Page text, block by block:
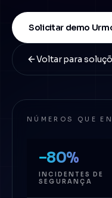
Solicitar demo
Voltar para
NÚMEROS QUE
−80%
INCIDENTES DE
SEGURANÇA